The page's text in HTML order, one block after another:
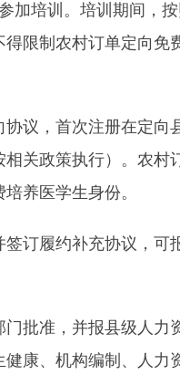
加培训。培训期间，
限制农村订单定向免
议，首次注册在定向
关政策执行）。农村
养医学生身份。
订履约补充协议，可
批准，并报县级人力
康、机构编制、人力